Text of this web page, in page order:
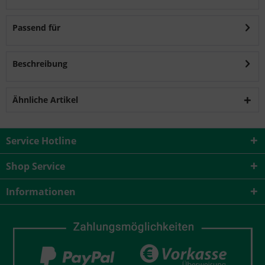
Passend für
Beschreibung
Ähnliche Artikel
Service Hotline
Shop Service
Informationen